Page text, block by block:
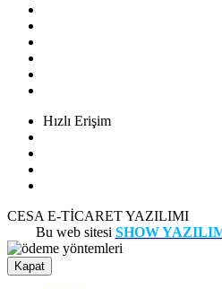
Hızlı Erişim
CESA E-TİCARET YAZILIMI
Bu web sitesi SHOW
Kapat